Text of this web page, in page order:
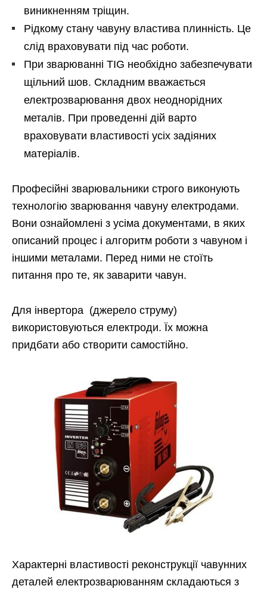
виникненням тріщин.
Рідкому стану чавуну властива плинність. Це
слід враховувати під час роботи.
При зварюванні TIG необхідно забезпечувати
щільний шов. Складним вважається
електрозварювання двох неоднорідних
металів. При проведенні дій варто
враховувати властивості усіх задіяних
матеріалів.
Професійні зварювальники строго виконують
технологію зварювання чавуну електродами.
Вони ознайомлені з усіма документами, в яких
описаний процес і алгоритм роботи з чавуном і
іншими металами. Перед ними не стоїть
питання про те, як заварити чавун.
Для інвертора (джерело струму)
використовуються електроди. Їх можна
придбати або створити самостійно.
Характерні властивості реконструкції чавунних
деталей електрозварюванням складаються з